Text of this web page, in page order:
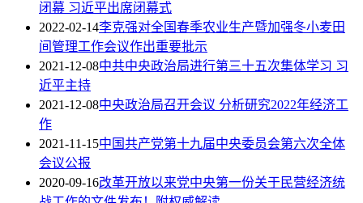
闭幕 习近平出席闭幕式
2022-02-14李克强对全国春季农业生产暨加强冬小麦田
间管理工作会议作出重要批示
2021-12-08中共中央政治局进行第三十五次集体学习 习
近平主持
2021-12-08中央政治局召开会议 分析研究2022年经济工
作
2021-11-15中国共产党第十九届中央委员会第六次全体
会议公报
2020-09-16改革开放以来党中央第一份关于民营经济统